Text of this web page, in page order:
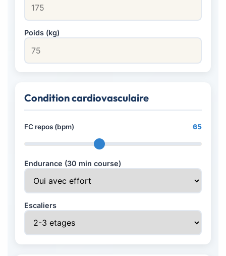
Poids (kg)
Condition cardiovasculaire
FC repos (bpm) 65
Endurance (30 min course)
Escaliers